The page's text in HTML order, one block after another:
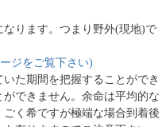
なります。つまり野外(現地)で
ジをご覧下さい)
た期間を把握することができ
できません。余命は平均的な
く希ですが極端な場合到着後